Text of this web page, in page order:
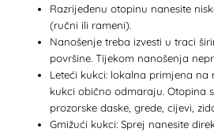
Razrijeđenu otopinu nanesite
(ručni ili rameni).
Nanošenje treba izvesti u traci
površine. Tijekom nanošenja
Leteći kukci: lokalna primjena na
kukci obično odmaraju. Otopina
prozorske daske, grede, cijevi,
Gmižući kukci: Sprej nanesite